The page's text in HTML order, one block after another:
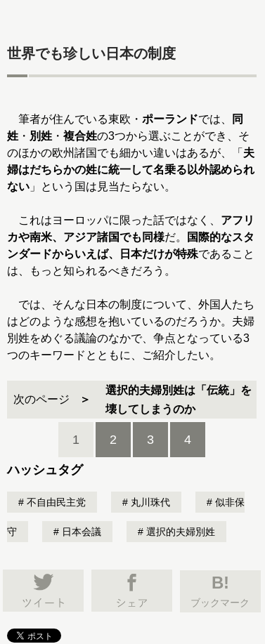
世界でも珍しい日本の制度
筆者が住んでいる東欧・ ポーランドでは、
同
姓 ・ 別姓 ・ 複合姓の3つから選ぶことができ、そ
のほかの欧州諸国でも細かい違いはあるが、「 夫
婦はだちらかの姓に統一して名乗る以外認められ
ない 」という国は見当たらない。
これはヨーロッパに限った話ではなく、 アフリ
カや南米、アジア諸国でも同様だ。
国際的なスタ
ンダードからいえば、日本だけが特殊であること
は、もっと知られるべきだろう。
では、そんな日本の制度について、外国人たち
はどのような感想を抱いているのだろうか。夫婦
別姓をめぐる議論のなかで、争点となっている3
つのキーワードとともに、ご紹介したい。
次のページ
選択的夫婦別姓は「伝統」を
壊してしまうのか
1 2 3 4
ハッシュタグ
不自由民主党 丸川珠代 似非保
守 日本会議 選択的夫婦別姓
B!
ブックマーク